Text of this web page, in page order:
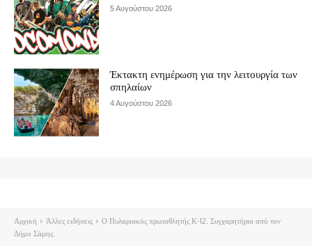
5 Αυγούστου 2026
Έκτακτη ενημέρωση για την λειτουργία των
σπηλαίων
4 Αυγούστου 2026